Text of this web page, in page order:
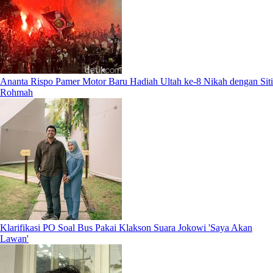
Ananta Rispo Pamer Motor Baru Hadiah Ultah ke-8 Nikah dengan Siti
Rohmah
Klarifikasi PO Soal Bus Pakai Klakson Suara Jokowi 'Saya Akan
Lawan'